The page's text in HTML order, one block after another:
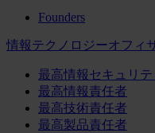
Founders
情報テクノロジーオフィ
最高情報セキュリ
最高情報責任者
最高技術責任者
最高製品責任者